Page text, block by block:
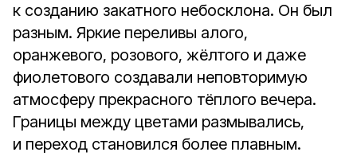
к созданию закатного небосклона. Он был
разным. Яркие переливы алого,
оранжевого, розового, жёлтого и даже
фиолетового создавали неповторимую
атмосферу прекрасного тёплого вечера.
Границы между цветами размывались,
и переход становился более плавным.